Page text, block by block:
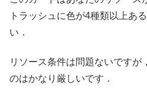
トラッシュに色が4種類以上あ
い．
リソース条件は問題ないですが
のはかなり厳しいです．